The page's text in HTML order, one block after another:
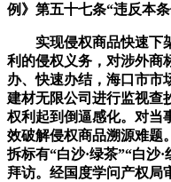
例》第五十七条“违反本
实现侵权商品快速下架
利的侵权义务，对涉外商
办、快速办结，海口市市
建材无限公司进行监视查
权利起到倒逼感化。对当
效破解侵权商品溯源难题
拆标有“白沙·绿茶”“白沙
拜访。经国度学问产权局